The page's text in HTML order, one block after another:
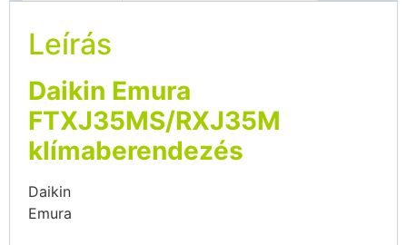
Leírás
Daikin Emura
FTXJ35MS/RXJ35M
klímaberendezés
Daikin
Emura